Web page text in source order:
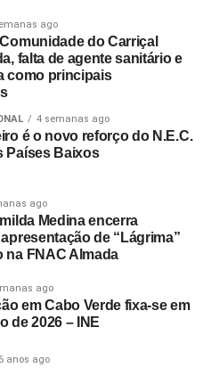
ago
do Carriçal
falta de agente sanitário e
como principais
4 semanas ago
é o novo reforço do N.E.C.
Países Baixos
ago
Medina encerra
de “Lágrima”
na FNAC Almada
ago
em Cabo Verde fixa-se em
de 2026 – INE
6 anos ago